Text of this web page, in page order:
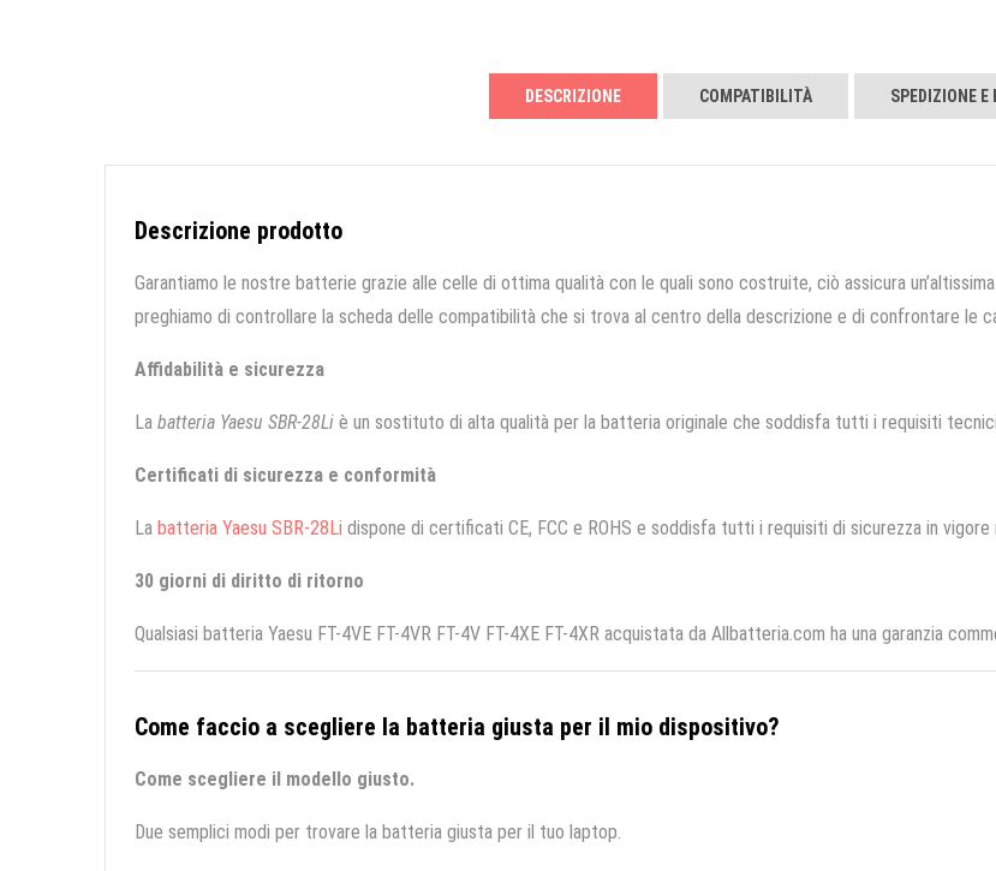
DESCRIZIONE COMPATIBILITÀ SPEDIZIONE E
Descrizione prodotto
Garantiamo le nostre batterie grazie alle celle di ottima qualità con le quali sono costruite, ciò assicura
preghiamo di controllare la scheda delle compatibilità che si trova al centro della descrizione e di confrontare le
Affidabilità e sicurezza
La batteria Yaesu SBR-28Li è un sostituto di alta qualità per la batteria originale che soddisfa tutti i requisiti
Certificati di sicurezza e conformità
La batteria Yaesu SBR-28Li dispone di certificati CE, FCC e ROHS e soddisfa tutti i requisiti di sicurezza in
30 giorni di diritto di ritorno
Qualsiasi batteria Yaesu FT-4VE FT-4VR FT-4V FT-4XE FT-4XR acquistata da Allbatteria.com ha una garanzia
Come faccio a scegliere la batteria giusta per il mio dispositivo?
Come scegliere il modello giusto.
Due semplici modi per trovare la batteria giusta per il tuo laptop.